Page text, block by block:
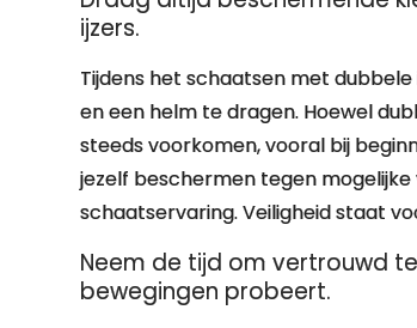
ijzers.
Tijdens het schaatsen met
en een helm te dragen. Hoewel
steeds voorkomen, vooral bij
jezelf beschermen tegen
schaatservaring. Veiligheid staat
Neem de tijd om vertrouwd
bewegingen probeert.